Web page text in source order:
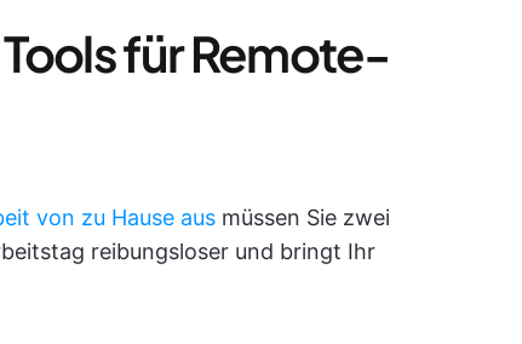
für Remote-
von zu Hause aus müssen Sie zwei
reibungsloser und bringt Ihr